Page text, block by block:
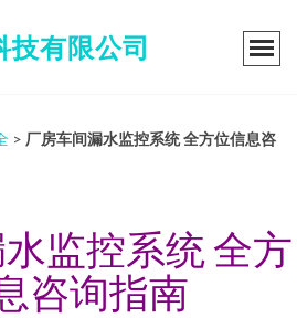
技有限公司
> 厂房车间漏水监控系统 全方位信息咨
监控系统 全方
咨询指南